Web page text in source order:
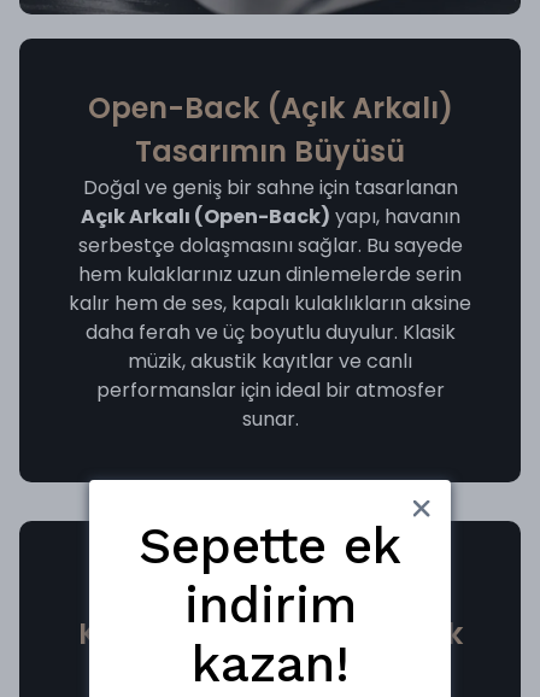
Open-Back (Açık Arkalı)
Tasarımın Büyüsü
Doğal ve geniş bir sahne için tasarlanan
Açık Arkalı (Open-Back) yapı, havanın
serbestçe dolaşmasını sağlar. Bu sayede
hem kulaklarınız uzun dinlemelerde serin
kalır hem de ses, kapalı kulaklıkların aksine
daha ferah ve üç boyutlu duyulur. Klasik
müzik, akustik kayıtlar ve canlı
performanslar için ideal bir atmosfer
sunar.
Gümüş Kaplama OFC
Kablo ve Geniş Uyumluluk
Yu Xuan Ji, iletkenliği artıran ve sinyal
Sepette ek
indirim
kazan!